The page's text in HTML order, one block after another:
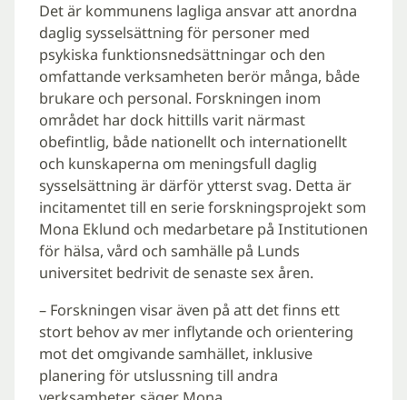
Det är kommunens lagliga ansvar att anordna
daglig sysselsättning för personer med
psykiska funktionsnedsättningar och den
omfattande verksamheten berör många, både
brukare och personal. Forskningen inom
området har dock hittills varit närmast
obefintlig, både nationellt och internationellt
och kunskaperna om meningsfull daglig
sysselsättning är därför ytterst svag. Detta är
incitamentet till en serie forskningsprojekt som
Mona Eklund och medarbetare på Institutionen
för hälsa, vård och samhälle på Lunds
universitet bedrivit de senaste sex åren.
– Forskningen visar även på att det finns ett
stort behov av mer inflytande och orientering
mot det omgivande samhället, inklusive
planering för utslussning till andra